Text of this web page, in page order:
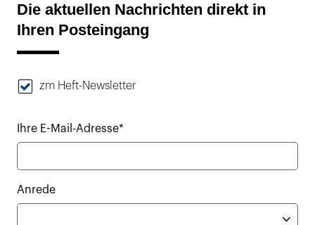
Die aktuellen Nachrichten direkt in
Ihren Posteingang
zm Heft-Newsletter
Ihre E-Mail-Adresse*
Anrede